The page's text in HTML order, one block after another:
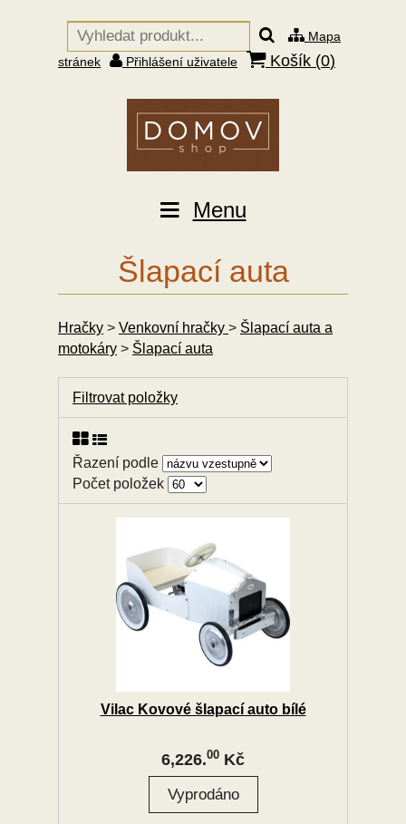
Mapa
stránek
Přihlášení uživatele Košík (0)
Menu
Šlapací auta
Hračky > Venkovní hračky > Šlapací auta a
motokáry > Šlapací auta
Filtrovat položky
Řazení podle
Počet položek
Vilac Kovové šlapací auto bílé
6,226.00 Kč